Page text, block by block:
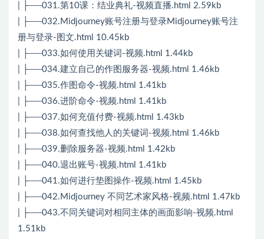
| ├──031.第10课：结业典礼-视频直播.html 2.59kb
| ├──032.Midjourney账号注册与登录Midjourney账号注
册与登录-图文.html 10.45kb
| ├──033.如何使用关键词-视频.html 1.44kb
| ├──034.建立自己的作图服务器-视频.html 1.46kb
| ├──035.作图命令-视频.html 1.41kb
| ├──036.进阶命令-视频.html 1.41kb
| ├──037.如何充值付费-视频.html 1.43kb
| ├──038.如何查找他人的关键词-视频.html 1.46kb
| ├──039.删除服务器-视频.html 1.42kb
| ├──040.退出账号-视频.html 1.41kb
| ├──041.如何进行垫图操作-视频.html 1.45kb
| ├──042.Midjourney 不同艺术家风格-视频.html 1.47kb
| ├──043.不同关键词对相同主体的画面影响-视频.html
1.51kb